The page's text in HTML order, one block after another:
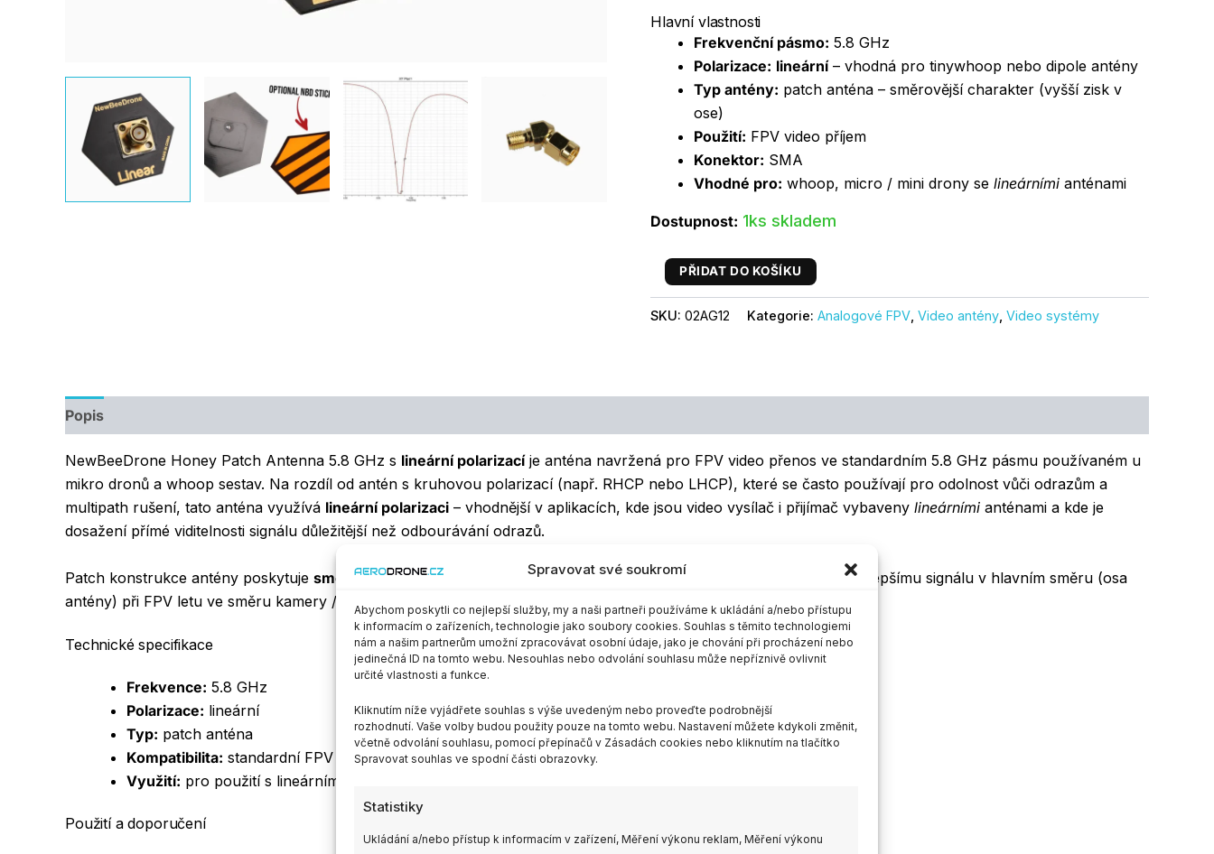
Spravovat své soukromí
Abychom poskytli co nejlepší služby, my a naši partneři používáme k ukládání a/nebo přístupu
k informacím o zařízeních, technologie jako soubory cookies. Souhlas s těmito technologiemi
nám a našim partnerům umožní zpracovávat osobní údaje, jako je chování při procházení nebo
jedinečná ID na tomto webu. Nesouhlas nebo odvolání souhlasu může nepříznivě ovlivnit
určité vlastnosti a funkce.
Kliknutím níže vyjádřete souhlas s výše uvedeným nebo proveďte podrobnější
rozhodnutí. Vaše volby budou použity pouze na tomto webu. Nastavení můžete kdykoli změnit,
včetně odvolání souhlasu, pomocí přepínačů v Zásadách cookies nebo kliknutím na tlačítko
Spravovat souhlas ve spodní části obrazovky.
Statistiky
Ukládání a/nebo přístup k informacím v zařízení, Měření výkonu reklam, Měření výkonu
Hlavní vlastnosti
Frekvenční pásmo: 5.8 GHz
Polarizace: lineární– vhodná pro tinywhoop nebo dipole antény
Typ antény: patch anténa – směrovější charakter (vyšší zisk v
ose)
Použití: FPV video příjem
Konektor: SMA
Vhodné pro: whoop, micro / mini drony se lineárními anténami
Dostupnost: 1ks skladem
PŘIDAT DO KOŠÍKU
SKU: 02AG12 Kategorie: Analogové FPV, Video antény, Video systémy
Popis
NewBeeDrone Honey Patch Antenna 5.8 GHz s lineární polarizacíje anténa navržená pro FPV video přenos ve standardním 5.8 GHz pásmu používaném u
mikro dronů a whoop sestav. Na rozdíl od antén s kruhovou polarizací (např. RHCP nebo LHCP), které se často používají pro odolnost vůči odrazům a
multipath rušení, tato anténa využívá lineární polarizaci – vhodnější v aplikacích, kde jsou video vysílač i přijímač vybaveny lineárními anténami a kde je
dosažení přímé viditelnosti signálu důležitější než odbourávání odrazů.
Patch konstrukce antény poskytuje směrovější vyzařování
než krátké všesměrové tyčové antény, což může vést k lepšímu signálu v hlavním směru (osa
antény) při FPV letu ve směru kamery / brýlí.
Technické specifikace
Frekvence: 5.8 GHz
Polarizace: lineární
Typ: patch anténa
Kompatibilita: standardní FPV video přenos 5.8 GHz
Využití: pro použití s lineárními anténami u VTX
Použití a doporučení